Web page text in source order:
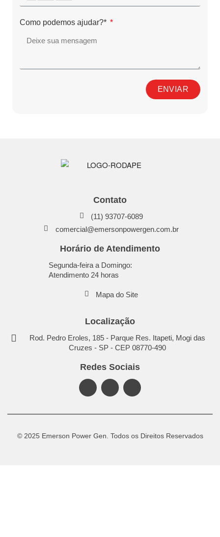
Como podemos ajudar?*
ENVIAR
Contato
(11) 93707-6089
comercial@emersonpowergen.com.br
Horário de Atendimento
Segunda-feira a Domingo:
Atendimento 24 horas
Mapa do Site
Localização
Rod. Pedro Eroles, 185 - Parque Res. Itapeti, Mogi das
Cruzes - SP - CEP 08770-490
Redes Sociais
© 2025 Emerson Power Gen. Todos os Direitos Reservados